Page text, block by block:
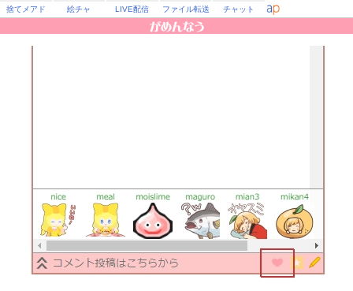
捨てメアド 絵チャ LIVE配信 ファイル転送 チャット